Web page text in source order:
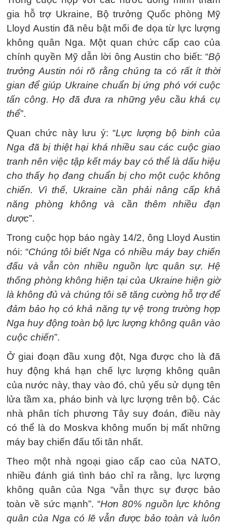
gia hỗ trợ Ukraine, Bộ trưởng Quốc phòng Mỹ
Lloyd Austin đã nêu bật mối đe dọa từ lực lượng
không quân Nga. Một quan chức cấp cao của
chính quyền Mỹ dẫn lời ông Austin cho biết: “Bộ
trưởng Austin nói rõ rằng chúng ta có rất ít thời
gian để giúp Ukraine chuẩn bị ứng phó với cuộc
tấn công. Họ đã đưa ra những yêu cầu khá cụ
thể”.
Quan chức này lưu ý: “Lực lượng bộ binh của
Nga đã bị thiệt hại khá nhiều sau các cuộc giao
tranh nên việc tập kết máy bay có thể là dấu hiệu
cho thấy họ đang chuẩn bị cho một cuộc không
chiến. Vì thế, Ukraine cần phải nâng cấp khả
năng phòng không và cần thêm nhiều đạn
dược”.
Trong cuộc họp báo ngày 14/2, ông Lloyd Austin
nói: “Chúng tôi biết Nga có nhiều máy bay chiến
đấu và vẫn còn nhiều nguồn lực quân sự. Hệ
thống phòng không hiện tại của Ukraine hiện giờ
là không đủ và chúng tôi sẽ tăng cường hỗ trợ để
đảm bảo họ có khả năng tự vệ trong trường hợp
Nga huy động toàn bộ lực lượng không quân vào
cuộc chiến”.
Ở giai đoạn đầu xung đột, Nga được cho là đã
huy động khá hạn chế lực lượng không quân
của nước này, thay vào đó, chủ yếu sử dụng tên
lửa tầm xa, pháo binh và lực lượng trên bộ. Các
nhà phân tích phương Tây suy đoán, điều này
có thể là do Moskva không muốn bị mất những
máy bay chiến đấu tối tân nhất.
Theo một nhà ngoại giao cấp cao của NATO,
nhiều đánh giá tình báo chỉ ra rằng, lực lượng
không quân của Nga “vẫn thực sự được bảo
toàn về sức mạnh”. “Hơn 80% nguồn lực không
quân của Nga có lẽ vẫn được bảo toàn và luôn